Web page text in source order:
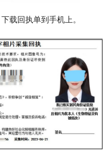
载回执单到手机上。